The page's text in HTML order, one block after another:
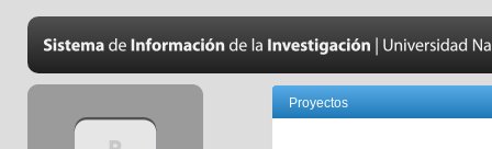
Proyectos